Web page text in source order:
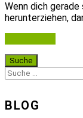
Wenn dich
herunterziehen,
BLOG